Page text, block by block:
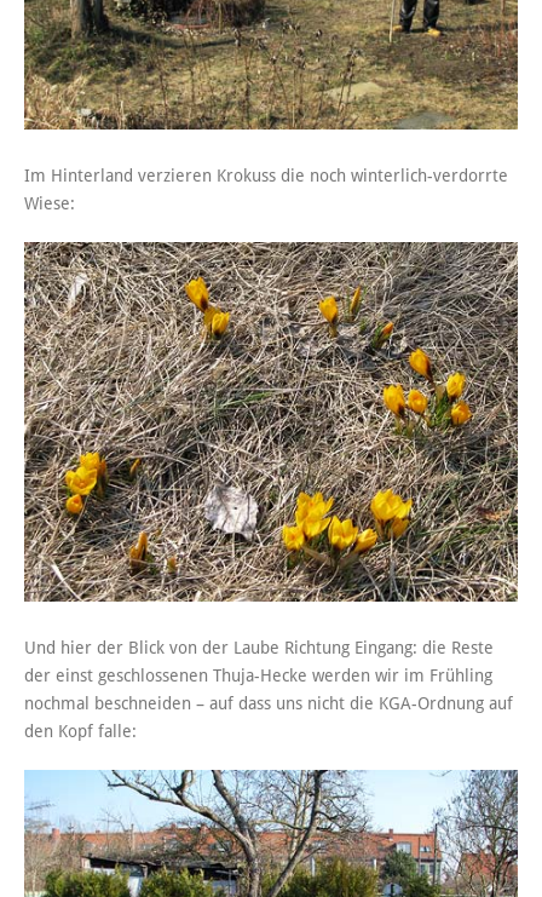
Im Hinterland verzieren Krokuss die noch winterlich-verdorrte
Wiese:
Und hier der Blick von der Laube Richtung Eingang: die Reste
der einst geschlossenen Thuja-Hecke werden wir im Frühling
nochmal beschneiden – auf dass uns nicht die KGA-Ordnung auf
den Kopf falle: